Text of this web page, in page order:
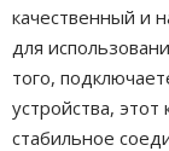
качественный и
для
того,
устройства,
стабильное